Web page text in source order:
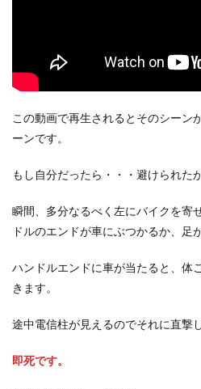
この動画で再生されるとそのシーン
ーンです。
もし自分だったら・・・避けられた
瞬間、多分なるべく左にバイクを寄
ドルのエンドが車にぶつかるか、足
ハンドルエンドに車が当たると、体
きます。
途中電信柱が見えるのでそれに直撃
即死です。